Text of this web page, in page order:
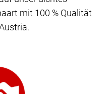
mit 100 % Qualität